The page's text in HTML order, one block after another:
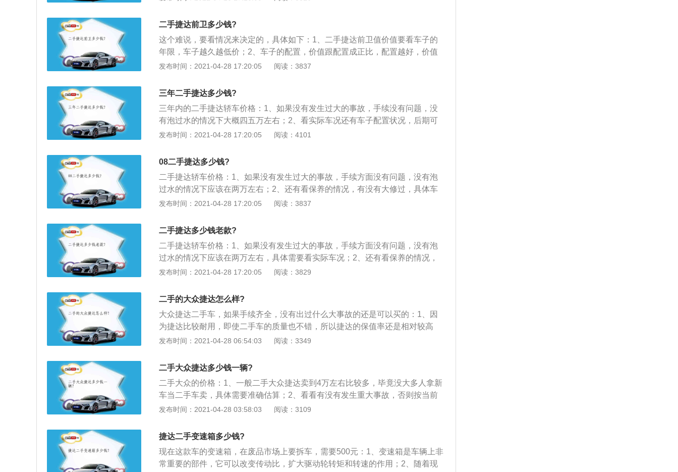
应急工具、三脚架等，并一直在4s店进行维修、保养，可适当涨价，具体看个
二手捷达前卫多少钱?
这个难说，要看情况来决定的，具体如下：1、二手捷达前卫值价值要看车子的
年限，车子越久越低价；2、车子的配置，价值跟配置成正比，配置越好，价值
就越好，反之价值就越低；3、行驶公里、行驶公里越小，价值就越好，反之价
发布时间：2021-04-28 17:20:05 阅读：3837
三年二手捷达多少钱?
三年内的二手捷达轿车价格：1、如果没有发生过大的事故，手续没有问题，没
有泡过水的情况下大概四五万左右；2、看实际车况还有车子配置状况，后期可
以根据车辆信息去跟卖家谈价钱；3、具体价格建议到当地二手车市场去看看。
发布时间：2021-04-28 17:20:05 阅读：4101
08二手捷达多少钱?
二手捷达轿车价格：1、如果没有发生过大的事故，手续方面没有问题，没有泡
过水的情况下应该在两万左右；2、还有看保养的情况，有没有大修过，具体车
龄、配置及里程等信息才可以准确估价，捷达的车子保值率还算挺高的；3、价
发布时间：2021-04-28 17:20:05 阅读：3837
二手捷达多少钱老款?
二手捷达轿车价格：1、如果没有发生过大的事故，手续方面没有问题，没有泡
过水的情况下应该在两万左右，具体需要看实际车况；2、还有看保养的情况，
有没有大修过，具体车龄、配置及里程等信息才可以准确估价，捷达的车子保值
车市场去看看。
发布时间：2021-04-28 17:20:05 阅读：3829
二手的大众捷达怎么样?
大众捷达二手车，如果手续齐全，没有出过什么大事故的还是可以买的：1、因
为捷达比较耐用，即使二手车的质量也不错，所以捷达的保值率还是相对较高
的；2、耐用，捷达的车皮耐用也很有名，不像有些车小毛病不断，大毛病常
心；3、省油，捷达的综合油耗在6升左右，所以耗油量低，甩掉了很多家用车，
尤其是中国的油价如此高，为了少花钱买汽油，买捷达也是个不错的选择。
发布时间：2021-04-28 06:54:03 阅读：3349
二手大众捷达多少钱一辆?
二手大众的价格：1、一般二手大众捷达卖到4万左右比较多，毕竟没大多人拿新
车当二手车卖，具体需要准确估算；2、看看有没有发生重大事故，否则按当前
市价打30%-50%的折扣，看看保险还有多久，审车还有多久，保险的时间长短必
书、工具箱、灭火器、应急工具、三脚架等，并一直在4s店进行维修、保养，可
适当涨价，具体看个人。
发布时间：2021-04-28 03:58:03 阅读：3109
捷达二手变速箱多少钱?
现在这款车的变速箱，在废品市场上要拆车，需要500元：1、变速箱是车辆上非
常重要的部件，它可以改变传动比，扩大驱动轮转矩和转速的作用；2、随着现